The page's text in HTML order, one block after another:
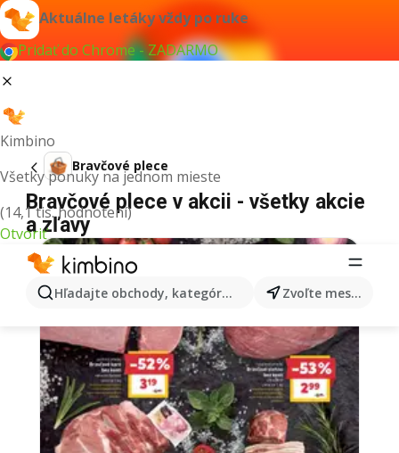
Aktuálne letáky vždy po ruke
Pridať do Chrome - ZADARMO
Kimbino
Všetky ponuky na jednom mieste
(14,1 tis. hodnotení)
Otvoriť
Hľadajte obchody, kategórie, produkty... Zvoľte mesto
Bravčové plece
Bravčové plece v akcii - všetky akcie
a zľavy